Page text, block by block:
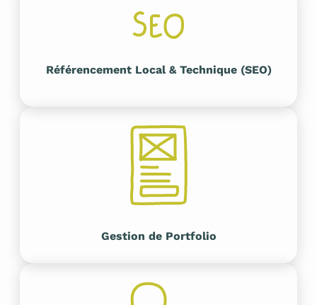
Référencement Local & Technique (SEO)
Gestion de Portfolio